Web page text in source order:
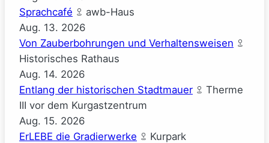
Sprachcafé
awb-Haus
Aug. 13. 2026
Von Zauberbohrungen und Verhaltensweisen
Historisches Rathaus
Aug. 14. 2026
Entlang der historischen Stadtmauer
Therme
III vor dem Kurgastzentrum
Aug. 15. 2026
ErLEBE die Gradierwerke
Kurpark